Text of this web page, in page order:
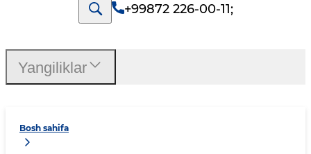
+99872 226-00-11;
Bosh sahifa
Yangiliklar